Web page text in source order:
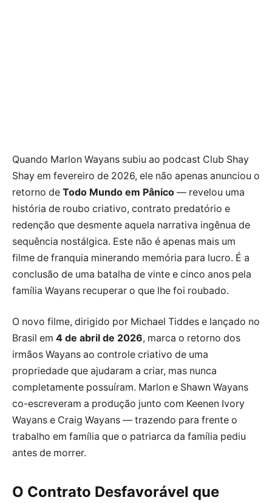
Quando Marlon Wayans subiu ao podcast Club Shay
Shay em fevereiro de 2026, ele não apenas anunciou o
retorno de Todo Mundo em Pânico — revelou uma
história de roubo criativo, contrato predatório e
redenção que desmente aquela narrativa ingênua de
sequência nostálgica. Este não é apenas mais um
filme de franquia minerando memória para lucro. É a
conclusão de uma batalha de vinte e cinco anos pela
família Wayans recuperar o que lhe foi roubado.
O novo filme, dirigido por Michael Tiddes e lançado no
Brasil em 4 de abril de 2026, marca o retorno dos
irmãos Wayans ao controle criativo de uma
propriedade que ajudaram a criar, mas nunca
completamente possuíram. Marlon e Shawn Wayans
co-escreveram a produção junto com Keenen Ivory
Wayans e Craig Wayans — trazendo para frente o
trabalho em família que o patriarca da família pediu
antes de morrer.
O Contrato Desfavorável que